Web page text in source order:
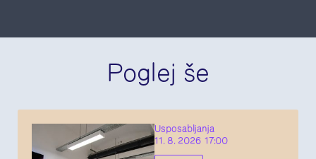
Poglej še
Usposabljanja
11. 8. 2026 17:00